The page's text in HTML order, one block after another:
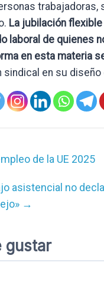
trabajadoras,
La jubilación
laboral de quienes
en esta materia
sindical en su
de la UE 2025
asistencial no
→
gustar